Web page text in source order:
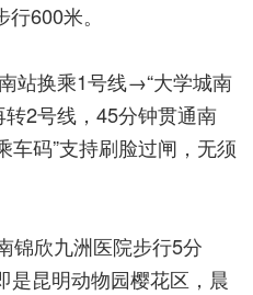
600米。
站换乘1号线→“大学城南
转2号线，45分钟贯通南
车码”支持刷脸过闸，无须
锦欣九洲医院步行5分
是昆明动物园樱花区，晨